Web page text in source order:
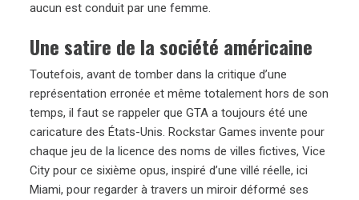
aucun est conduit par une femme.
Une satire de la société américaine
Toutefois, avant de tomber dans la critique d’une
représentation erronée et même totalement hors de son
temps, il faut se rappeler que GTA a toujours été une
caricature des États-Unis. Rockstar Games invente pour
chaque jeu de la licence des noms de villes fictives, Vice
City pour ce sixième opus, inspiré d’une villé réelle, ici
Miami, pour regarder à travers un miroir déformé ses